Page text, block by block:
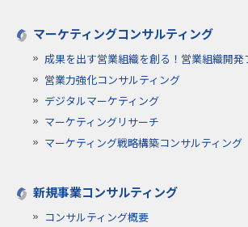
マーケティングコンサルティング
成果を出す営業組織を創る！営業組織開発
営業力強化コンサルティング
デジタルマーケティング
マーケティングリサーチ
マーケティング戦略構築コンサルティング
新規事業コンサルティング
コンサルティング概要